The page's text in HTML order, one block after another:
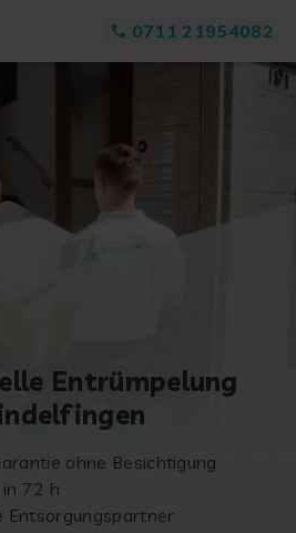
0711 21954082
Entrümpelung
ohne Besichtigung
72 h